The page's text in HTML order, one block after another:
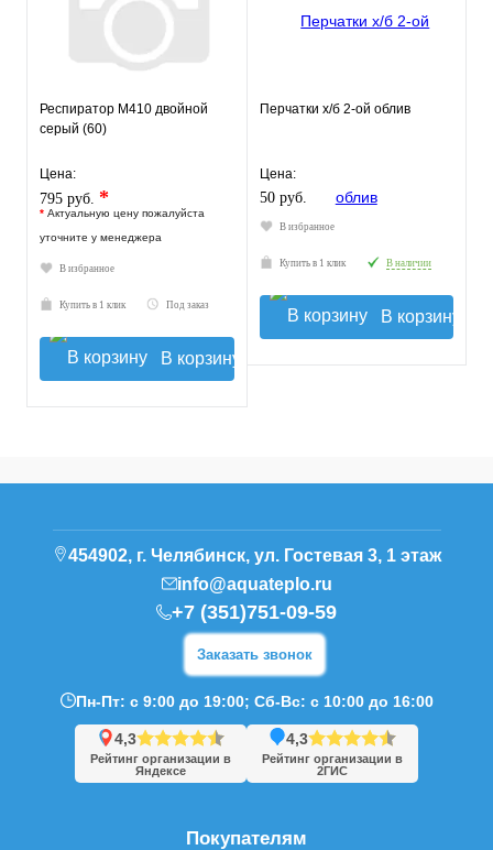
Респиратор М410 двойной
серый (60)
Цена:
795 руб. *
* Актуальную цену пожалуйста
уточните у менеджера
В избранное
Купить в 1 клик Под заказ
В корзину
Перчатки х/б 2-ой облив
Цена:
50 руб.
В избранное
Купить в 1 клик В наличии
В корзину
Покупателям
454902, г. Челябинск, ул. Гостевая 3, 1 этаж
info@aquateplo.ru
+7 (351)751-09-59
Заказать звонок
Пн-Пт: с 9:00 до 19:00; Сб-Вс: с 10:00 до 16:00
4,3
Рейтинг организации в
Яндексе
4,3
Рейтинг организации в
2ГИС